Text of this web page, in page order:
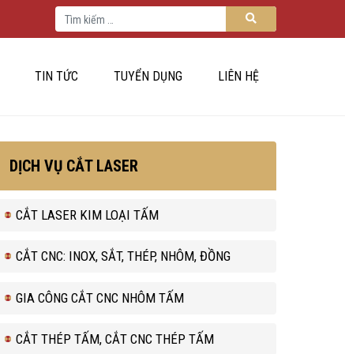
Tìm kiếm cho:
TIN TỨC TUYỂN DỤNG LIÊN HỆ
DỊCH VỤ CẮT LASER
CẮT LASER KIM LOẠI TẤM
CẮT CNC: INOX, SẮT, THÉP, NHÔM, ĐỒNG
GIA CÔNG CẮT CNC NHÔM TẤM
CẮT THÉP TẤM, CẮT CNC THÉP TẤM